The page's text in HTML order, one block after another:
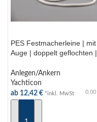
PES Festmacherleine | mit
Auge | doppelt geflochten |
Anlegen/Ankern
Yachticon
ab 12,42 € *inkl. MwSt 0,00